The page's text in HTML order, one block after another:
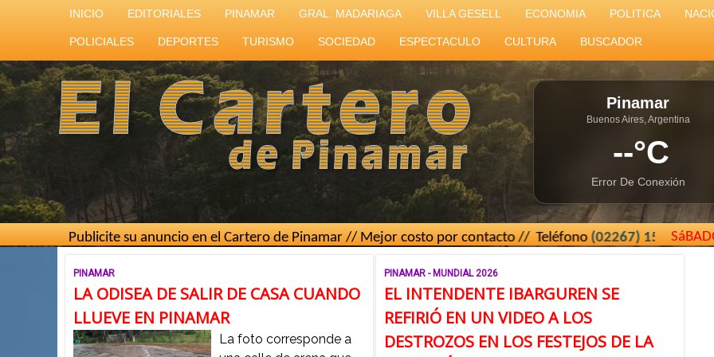
INICIO EDITORIALES PINAMAR GRAL. MADARIAGA VILLA GESELL ECONOMIA POLITICA
POLICIALES DEPORTES TURISMO SOCIEDAD ESPECTACULO CULTURA BUSCADOR
Pinamar
Buenos Aires, Argentina
--°C
Error De Conexión
Publicite su anuncio en el Cartero de Pinamar // Mejor costo por contacto // Teléfono(02267) 15 439493// El
PINAMAR
LA ODISEA DE SALIR DE CASA CUANDO
LLUEVE EN PINAMAR
La foto corresponde a
PINAMAR - MUNDIAL 2026
EL INTENDENTE IBARGUREN SE
REFIRIÓ EN UN VIDEO A LOS
DESTROZOS EN LOS FESTEJOS DE LA